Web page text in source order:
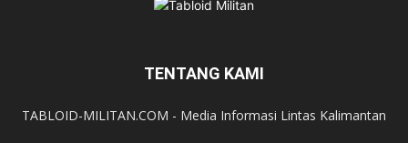
TENTANG KAMI
TABLOID-MILITAN.COM - Media Informasi Lintas Kalimantan